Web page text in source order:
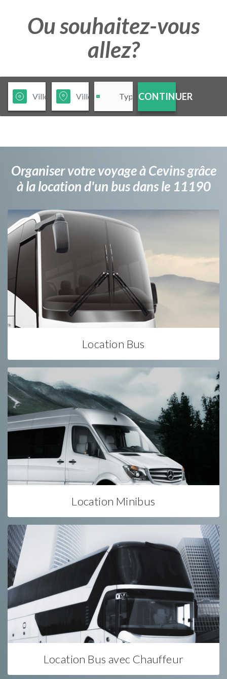
Ou souhaitez-vous
allez?
CONTINUER
Organiser votre voyage à Cevins grâce
à la location d'un bus dans le 11190
Location Bus
Location Minibus
Location Bus avec Chauffeur